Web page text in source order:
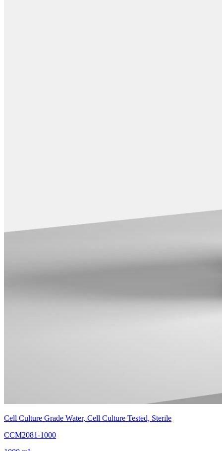
Cell Culture Grade Water, Cell Culture Tested, Sterile
CCM2081-1000